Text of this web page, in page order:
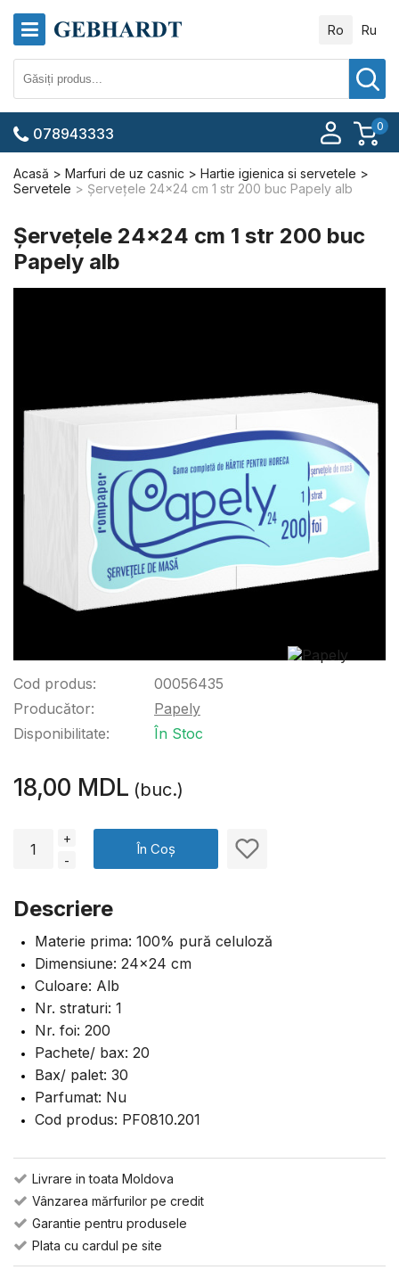
Ro Ru
0
078943333
Acasă Marfuri de uz casnic
Hartie igienica si servetele
Servetele
Șervețele 24x24 cm 1 str 200 buc Papely alb
Șervețele 24x24 cm 1 str 200 buc
Papely alb
Cod produs:
Producător:
Disponibilitate:
00056435
Papely
În Stoc
18,00 MDL (buc.)
+
-
În Coș
Descriere
Materie prima: 100% pură celuloză
Dimensiune: 24×24 cm
Culoare: Alb
Nr. straturi: 1
Nr. foi: 200
Pachete/ bax: 20
Bax/ palet: 30
Parfumat: Nu
Cod produs: PF0810.201
Livrare in toata Moldova
Vânzarea mărfurilor pe credit
Garantie pentru produsele
Plata cu cardul pe site